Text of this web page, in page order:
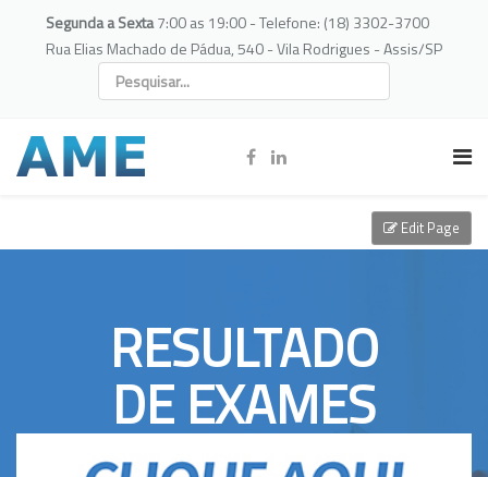
Segunda a Sexta7:00 as 19:00 - Telefone: (18) 3302-3700
Rua Elias Machado de Pádua, 540 - Vila Rodrigues - Assis/SP
RESULTADO
DE EXAMES
Edit Page